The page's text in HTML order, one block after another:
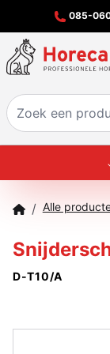
085-
/ Alle
D-T10/A